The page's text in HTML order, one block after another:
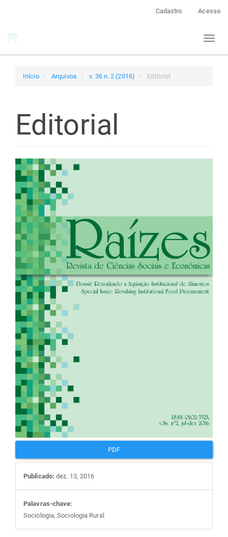
Cadastro Acesso
Toggle
Início Arquivos v. 36 n. 2 (2016) Editorial
Editorial
Barra
lateral
de
artigos
PDF
Publicado: dez. 13, 2016
Palavras-chave:
Sociologia, Sociologia Rural